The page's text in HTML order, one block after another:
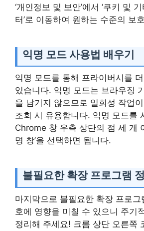
‘개인정보 및 보안’에서 ‘쿠키 및
터’로 이동하여 원하는 수준의 보
익명 모드 사용법 배우기
익명 모드를 통해 프라이버시를
있습니다. 익명 모드는 브라우징
을 남기지 않으므로 일회성 작업
조회 시 유용합니다. 익명 모드를
Chrome 창 우측 상단의 점 세 개
명 창’을 선택하면 됩니다.
불필요한 확장 프로그램
마지막으로 불필요한 확장 프로그
호에 영향을 미칠 수 있으니 주기
정리해 주세요! 크롬 상단 오른쪽